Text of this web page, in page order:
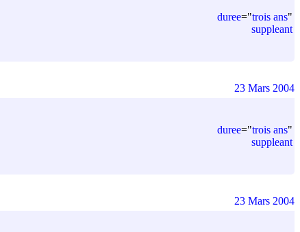
duree="trois ans"
suppleant
duree="trois ans"
suppleant
23 Mars 2004
23 Mars 2004